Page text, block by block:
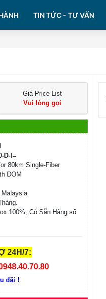
TIN TỨC - TƯ VẤN
Giá Price List
Vui lòng gọi
D-I=
80km Single-Fiber
DOM
Malaysia
100%, Có Sẵn Hàng số
24H/7:
đãi !